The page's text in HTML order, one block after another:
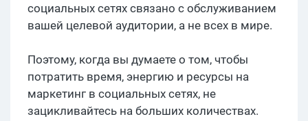
социальных сетях связано с обслуживанием
вашей целевой аудитории, а не всех в мире.
Поэтому, когда вы думаете о том, чтобы
потратить время, энергию и ресурсы на
маркетинг в социальных сетях, не
зацикливайтесь на больших количествах.